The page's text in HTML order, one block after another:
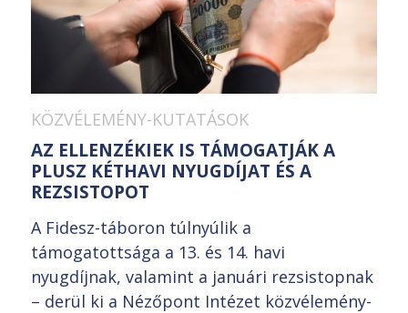
KÖZVÉLEMÉNY-KUTATÁSOK
AZ ELLENZÉKIEK IS TÁMOGATJÁK A
PLUSZ KÉTHAVI NYUGDÍJAT ÉS A
REZSISTOPOT
A Fidesz-táboron túlnyúlik a
támogatottsága a 13. és 14. havi
nyugdíjnak, valamint a januári rezsistopnak
– derül ki a Nézőpont Intézet közvélemény-